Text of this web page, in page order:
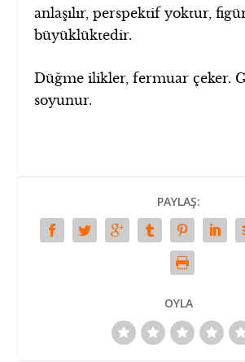
anlaşılır, perspektif yoktur,
büyüklüktedir.
Düğme ilikler, fermuar çeker.
soyunur.
PAYLAŞ:
OYLA